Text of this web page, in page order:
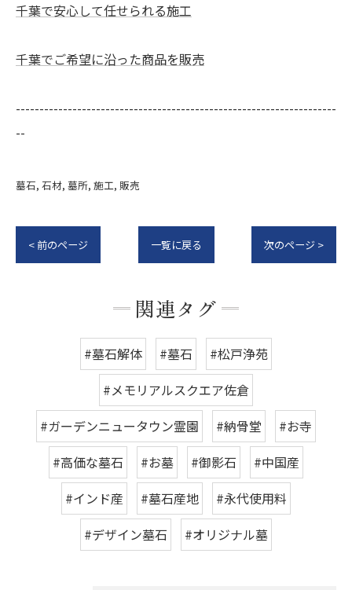
千葉で安心して任せられる施工
千葉でご希望に沿った商品を販売
--------------------------------------------------------------------
--
墓石 石材 墓所 施工 販売
< 前のページ 一覧に戻る 次のページ >
関連タグ
#墓石解体 #墓石
#松戸浄苑
#メモリアルスクエア佐倉
#ガーデンニュータウン霊園
#納骨堂
#お寺
#高価な墓石
#お墓 #御影石
#中国産
#インド産
#墓石産地
#永代使用料
#デザイン墓石
#オリジナル墓